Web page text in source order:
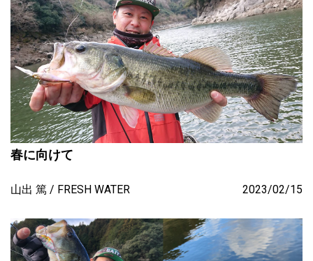
春に向けて
山出 篤 FRESH WATER 2023/02/15